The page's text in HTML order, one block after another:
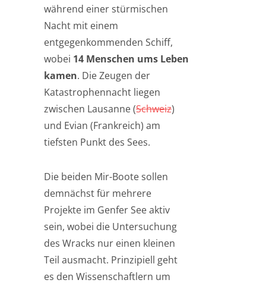
während einer stürmischen
Nacht mit einem
entgegenkommenden Schiff,
wobei 14 Menschen ums Leben
kamen. Die Zeugen der
Katastrophennacht liegen
zwischen Lausanne (Schweiz)
und Evian (Frankreich) am
tiefsten Punkt des Sees.
Die beiden Mir-Boote sollen
demnächst für mehrere
Projekte im Genfer See aktiv
sein, wobei die Untersuchung
des Wracks nur einen kleinen
Teil ausmacht. Prinzipiell geht
es den Wissenschaftlern um